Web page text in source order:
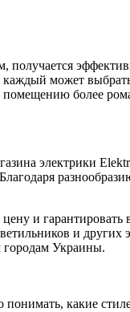
может
более
электрики
и
и
Украины.
понимать, какие